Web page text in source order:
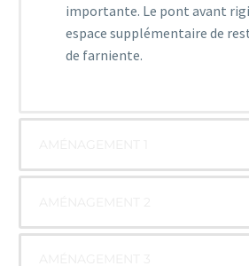
importante. Le pont avant
espace supplémentaire de
de farniente.